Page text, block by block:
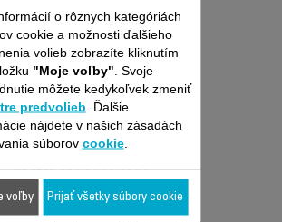
vhodné pre 2
produktov
o rôznych kategóriách
cookie a možnosti ďalšieho
volieb zobrazíte kliknutím
"Moje voľby" . Svoje
môžete kedykoľvek zmeniť
predvolieb . Ďalšie
nájdete v našich zásadách
súborov cookie.
voľby Prijať všetky súbory cookie